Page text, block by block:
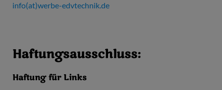
info(at)werbe-edvtechnik.de
Haftungsausschluss:
Haftung für Links